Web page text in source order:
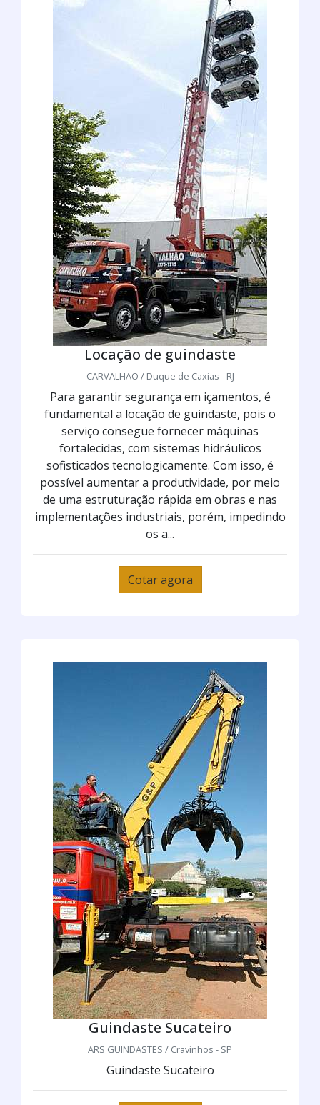
Locação de guindaste
CARVALHAO / Duque de Caxias - RJ
Para garantir segurança em içamentos, é
fundamental a locação de guindaste, pois o
serviço consegue fornecer máquinas
fortalecidas, com sistemas hidráulicos
sofisticados tecnologicamente. Com isso, é
possível aumentar a produtividade, por meio
de uma estruturação rápida em obras e nas
implementações industriais, porém, impedindo
os a...
Cotar agora
Guindaste Sucateiro
ARS GUINDASTES / Cravinhos - SP
Guindaste Sucateiro